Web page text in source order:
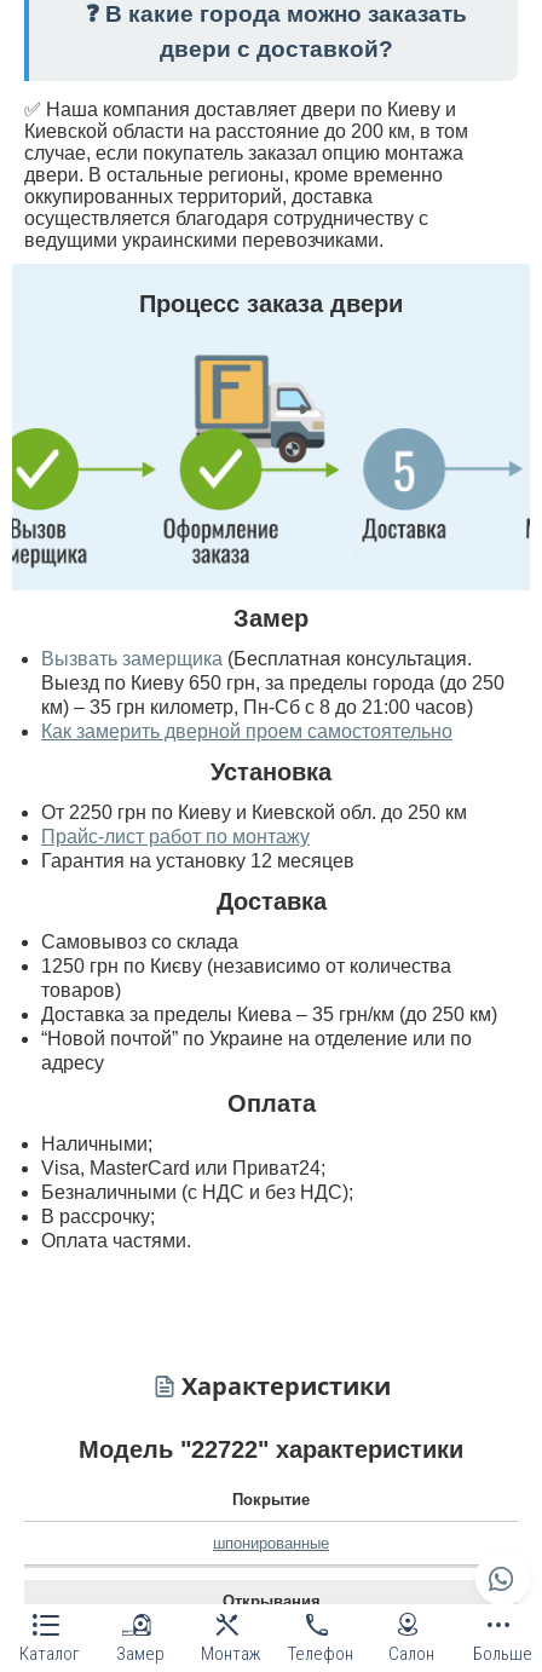
Каталог Замер Монтаж Телефон Салон Больше
❓ В какие города можно заказать
двери с доставкой?
✅ Наша компания доставляет двери по Киеву и
Киевской области на расстояние до 200 км, в том
случае, если покупатель заказал опцию монтажа
двери. В остальные регионы, кроме временно
оккупированных территорий, доставка
осуществляется благодаря сотрудничеству с
ведущими украинскими перевозчиками.
Процесс заказа двери
Замер
Вызвать замерщика (Бесплатная консультация.
Выезд по Киеву 650 грн, за пределы города (до 250
км) – 35 грн километр, Пн-Сб с 8 до 21:00 часов)
Как замерить дверной проем самостоятельно
Установка
От 2250 грн по Киеву и Киевской обл. до 250 км
Прайс-лист работ по монтажу
Гарантия на установку 12 месяцев
Доставка
Самовывоз со склада
1250 грн по Києву (независимо от количества
товаров)
Доставка за пределы Киева – 35 грн/км (до 250 км)
“Новой почтой” по Украине на отделение или по
адресу
Оплата
Наличными;
Visa, MasterСard или Приват24;
Безналичными (с НДС и без НДС);
В рассрочку;
Оплата частями.
Характеристики
Модель "22722" характеристики
Покрытие
шпонированные
Открывания
наружное